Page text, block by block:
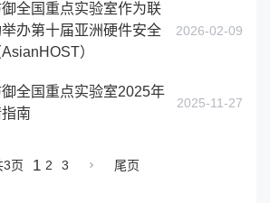
全国重点实验室作为联
办第十届亚洲硬件安全
）
2026-02-09
全国重点实验室2025年
南
2025-11-27
3页 1 2 3 尾页